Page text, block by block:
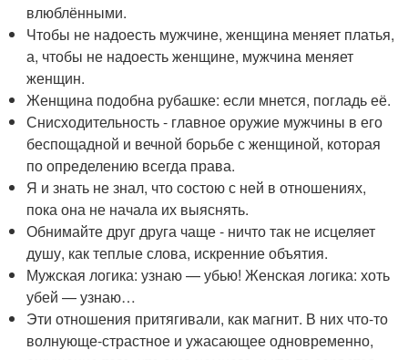
влюблёнными.
Чтобы не надоесть мужчине, женщина меняет платья,
а, чтобы не надоесть женщине, мужчина меняет
женщин.
Женщина подобна рубашке: если мнется, погладь её.
Снисходительность - главное оружие мужчины в его
беспощадной и вечной борьбе с женщиной, которая
по определению всегда права.
Я и знать не знал, что состою с ней в отношениях,
пока она не начала их выяснять.
Обнимайте друг друга чаще - ничто так не исцеляет
душу, как теплые слова, искренние объятия.
Мужская логика: узнаю — убью! Женская логика: хоть
убей — узнаю…
Эти отношения притягивали, как магнит. В них что-то
волнующе-страстное и ужасающее одновременно,